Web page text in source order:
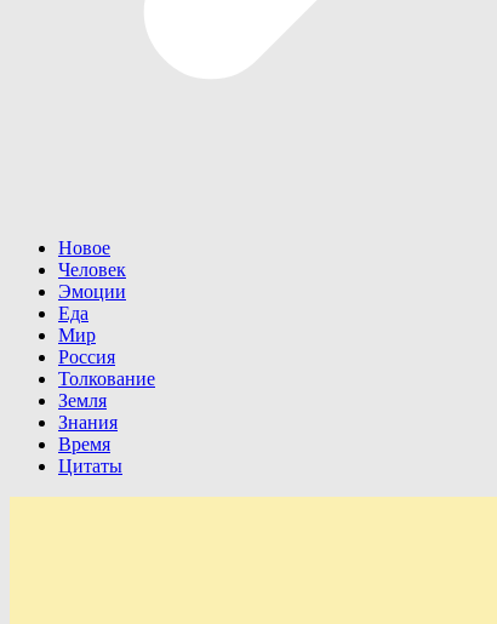
Новое
Человек
Эмоции
Еда
Мир
Россия
Толкование
Земля
Знания
Время
Цитаты